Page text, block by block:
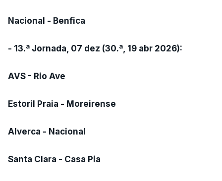
Nacional - Benfica
- 13.ª Jornada, 07 dez (30.ª, 19 abr 2026):
AVS - Rio Ave
Estoril Praia - Moreirense
Alverca - Nacional
Santa Clara - Casa Pia